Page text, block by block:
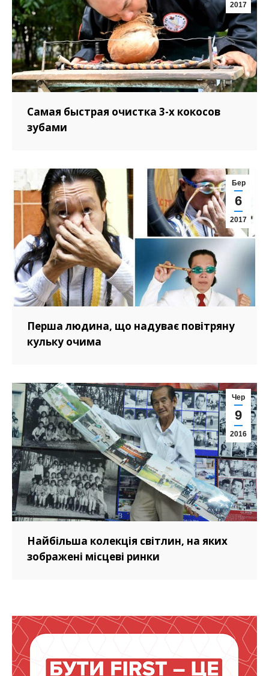
2017
Самая быстрая очистка 3-х кокосов
зубами
Бер
6
2017
Перша людина, що надуває повітряну
кульку очима
Чер
9
2016
Найбільша колекція світлин, на яких
зображені місцеві ринки